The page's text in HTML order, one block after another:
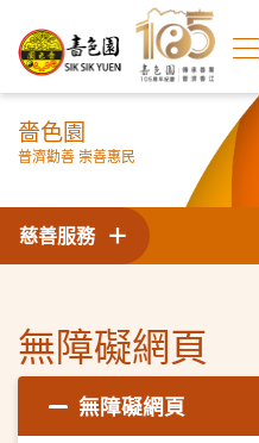
嗇色園
普濟勸善 崇善惠民
慈善服務
無障礙網頁
無障礙網頁